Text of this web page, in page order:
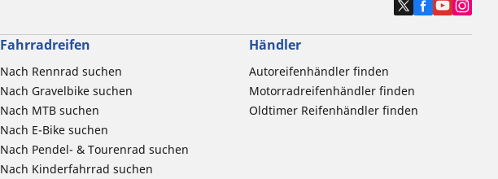
Fahrradreifen
Nach Rennrad suchen
Nach Gravelbike suchen
Nach MTB suchen
Nach E-Bike suchen
Nach Pendel- & Tourenrad suchen
Nach Kinderfahrrad suchen
Händler
Autoreifenhändler finden
Motorradreifenhändler finden
Oldtimer Reifenhändler finden